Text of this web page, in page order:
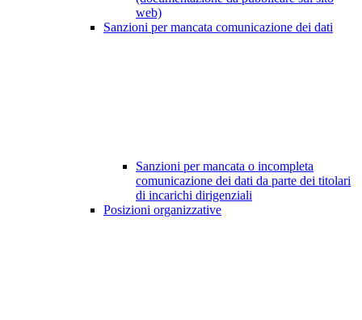
web)
Sanzioni per mancata comunicazione dei dati
Sanzioni per mancata o incompleta
comunicazione dei dati da parte dei titolari
di incarichi dirigenziali
Posizioni organizzative